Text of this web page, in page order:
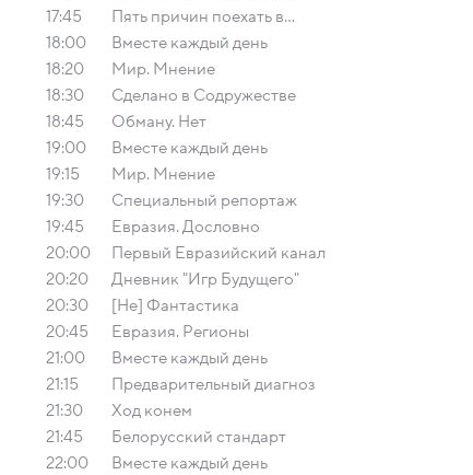
17:45
Пять причин поехать в...
18:00
Вместе каждый день
18:20
Мир. Мнение
18:30
Сделано в Содружестве
18:45
Обману. Нет
19:00
Вместе каждый день
19:15
Мир. Мнение
19:30
Специальный репортаж
19:45
Евразия. Дословно
20:00
Первый Евразийский канал
20:20
Дневник "Игр Будущего"
20:30
[Не] Фантастика
20:45
Евразия. Регионы
21:00
Вместе каждый день
21:15
Предварительный диагноз
21:30
Ход конем
21:45
Белорусский стандарт
22:00
Вместе каждый день